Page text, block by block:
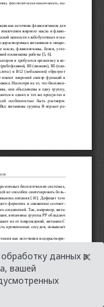
данных в
вашей
×